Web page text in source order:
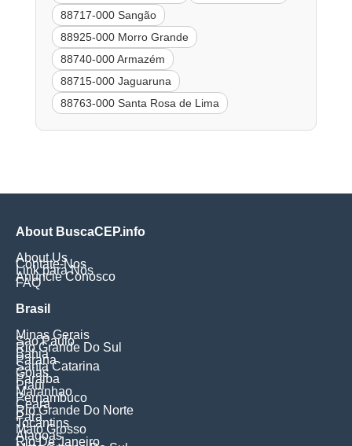
88717-000 Sangão
88925-000 Morro Grande
88740-000 Armazém
88715-000 Jaguaruna
88763-000 Santa Rosa de Lima
About BuscaCEP.info
About Us
Contate-Nos
Link para Nós
Anuncie Conosco
FAQ
Brasil
Minas Gerais
Sao Paulo
Rio Grande Do Sul
Bahia
Parana
Santa Catarina
Goias
Paraiba
Piaui
Maranhao
Pernambuco
Ceara
Rio Grande Do Norte
Para
Tocantins
Mato Grosso
Alagoas
Rio De Janeiro